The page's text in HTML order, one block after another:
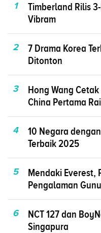
1
Timberland Rilis
Vibram
2
7 Drama Korea
Ditonton
3
Hong Wang
China Pertama
4
10 Negara
Terbaik 2025
5
Mendaki Everest,
Pengalaman
6
NCT 127 dan
Singapura